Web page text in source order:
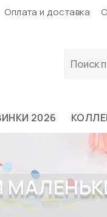
Оплата и доставка
2026